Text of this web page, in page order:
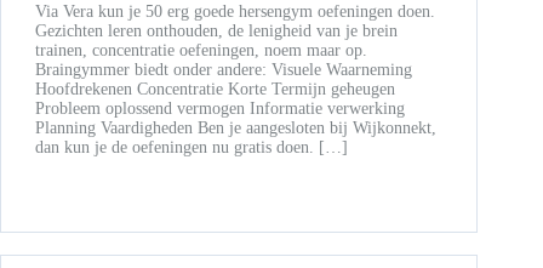
Via Vera kun je 50 erg goede hersengym oefeningen doen.
Gezichten leren onthouden, de lenigheid van je brein
trainen, concentratie oefeningen, noem maar op.
Braingymmer biedt onder andere: Visuele Waarneming
Hoofdrekenen Concentratie Korte Termijn geheugen
Probleem oplossend vermogen Informatie verwerking
Planning Vaardigheden Ben je aangesloten bij Wijkonnekt,
dan kun je de oefeningen nu gratis doen. […]